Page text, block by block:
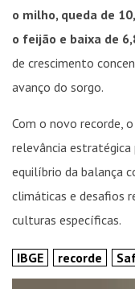
o milho, queda de
o feijão e baixa de
de crescimento
avanço do sorgo.
Com o novo recorde,
relevância estratégica
equilíbrio da balança
climáticas e desafios
culturas específicas.
IBGE recorde